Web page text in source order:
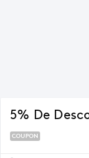
5% De
COUPON